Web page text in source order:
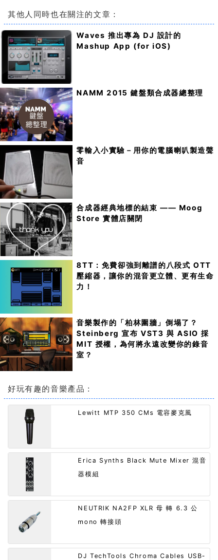
其他人同時也在關注的文章：
Waves 推出專為 DJ 設計的
Mashup App (for iOS)
NAMM 2015 鍵盤類合成器總整理
零輸入小實驗－用你的電腦喇叭製造聲
音
合成器經典地標的結束 —— Moog
Store 實體店關閉
8TT：免費卻強到離譜的八段式 OTT
壓縮器，讓你的混音更立體、更有生命
力！
音樂製作的「柏林圍牆」倒塌了？
Steinberg 宣布 VST3 與 ASIO 採
MIT 授權，為何將永遠改變你的錄音
室？
好玩有趣的音樂產品：
Lewitt MTP 350 CMs 電容麥克風
Erica Synths Black Mute Mixer 混音
器模組
NEUTRIK NA2FP XLR 母 轉 6.3 公
mono 轉接頭
DJ TechTools Chroma Cables USB-